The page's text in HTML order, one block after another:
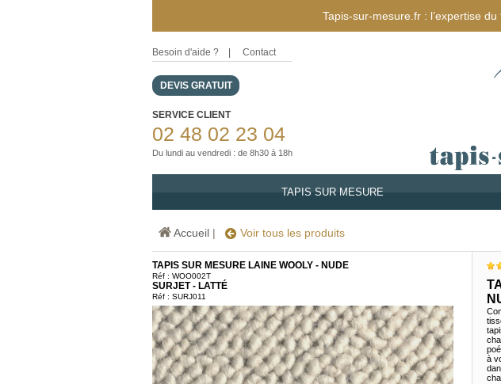
Tapis-sur-mesure.fr : l’expertise
Besoin d'aide ? Contact
DEVIS GRATUIT
SERVICE CLIENT
02 48 02 23 04
Du lundi au vendredi : de 8h30 à 18h
TAPIS SUR MESURE
Accueil | Voir tous les produits
TAPIS SUR MESURE LAINE WOOLY - NUDE
Réf : WOO002T
SURJET - LATTÉ
Réf : SURJ011
à